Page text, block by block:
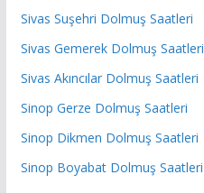
Sivas Suşehri Dolmuş Saatleri
Sivas Gemerek Dolmuş Saatleri
Sivas Akıncılar Dolmuş Saatleri
Sinop Gerze Dolmuş Saatleri
Sinop Dikmen Dolmuş Saatleri
Sinop Boyabat Dolmuş Saatleri